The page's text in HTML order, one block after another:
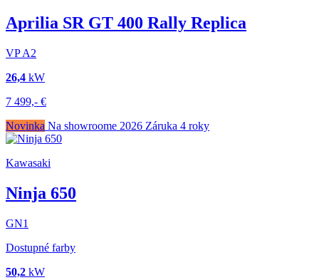
Aprilia SR GT 400 Rally Replica
VPA2
26,4 kW
7 499,- €
Novinka Na showroome 2026 Záruka 4 roky
Kawasaki
Ninja 650
GN1
Dostupné farby
50,2 kW